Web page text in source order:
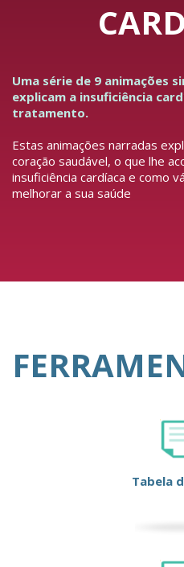
Uma série de 9 animações
explicam a insuficiência
tratamento.
Estas animações narradas
coração saudável, o que lhe
insuficiência cardíaca e como
melhorar a sua saúde
Tabela